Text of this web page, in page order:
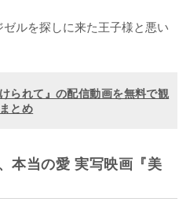
ルを探しに来た王子様と悪い
られて』の配信動画を無料で観
とめ
本当の愛 実写映画『美